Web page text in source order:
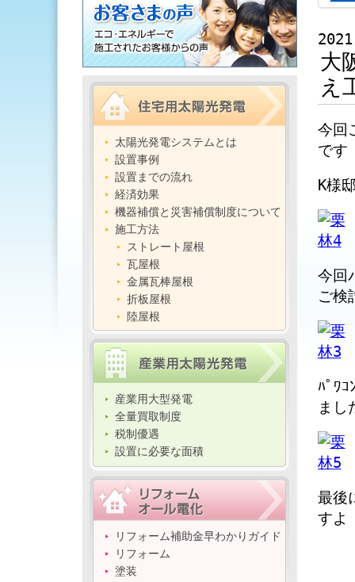
太陽光発電システムとは
設置事例
設置までの流れ
経済効果
機器補償と災害補償制度について
施工方法
ストレート屋根
瓦屋根
金属瓦棒屋根
折板屋根
陸屋根
産業用大型発電
全量買取制度
税制優遇
設置に必要な面積
リフォーム補助金早わかりガイド
リフォーム
塗装
大
え
今回
です
K様
今回
ご検
ﾊﾟﾜ
まし
最後
すよ